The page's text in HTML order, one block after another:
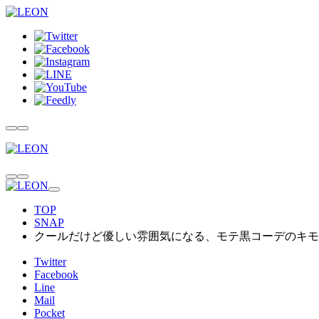
TOP
SNAP
クールだけど優しい雰囲気になる、モテ黒コーデのキ
Twitter
Facebook
Line
Mail
Pocket